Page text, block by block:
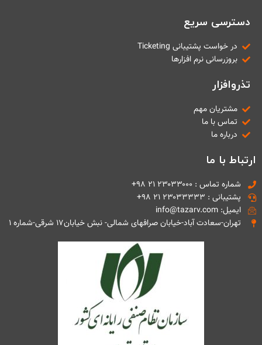
دسترسی سریع
در خواست پشتیبانی Ticketing
بروزرسانی نرم افزارها
تذروافزار
مشتریان مهم
تماس با ما
درباره ما
ارتباط با ما
شماره تماس : ۲۳۰۳۳۰۰۰ ۲۱ ۹۸+
پشتیبانی : ۲۳۰۳۳۳۳۳ ۲۱ ۹۸+
ایمیل: info@tazarv.com
تهران-سعادت آباد-خیابان صرافهای شمالی- نبش خیابان۱۷ شرقی-شماره ۱